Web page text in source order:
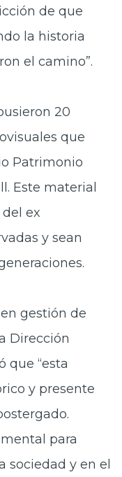
de que
la historia
el camino”.
20
que
Patrimonio
Este material
ex
y sean
gestión de
Dirección
que “esta
y presente
para
sociedad y en el